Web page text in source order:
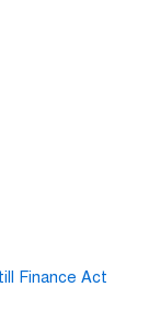
Finance Act